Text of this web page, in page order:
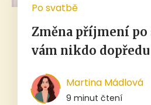
Po svatbě
Změna příjmení po
vám nikdo
Martina Mádlová
9 minut čtení